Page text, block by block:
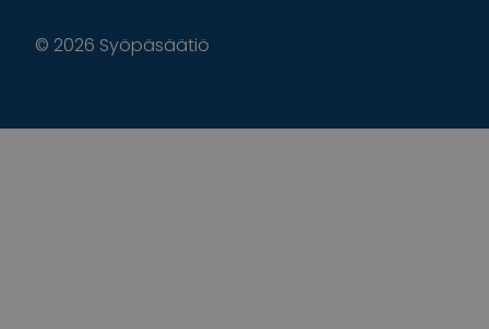
© 2026 Syöpäsäätiö